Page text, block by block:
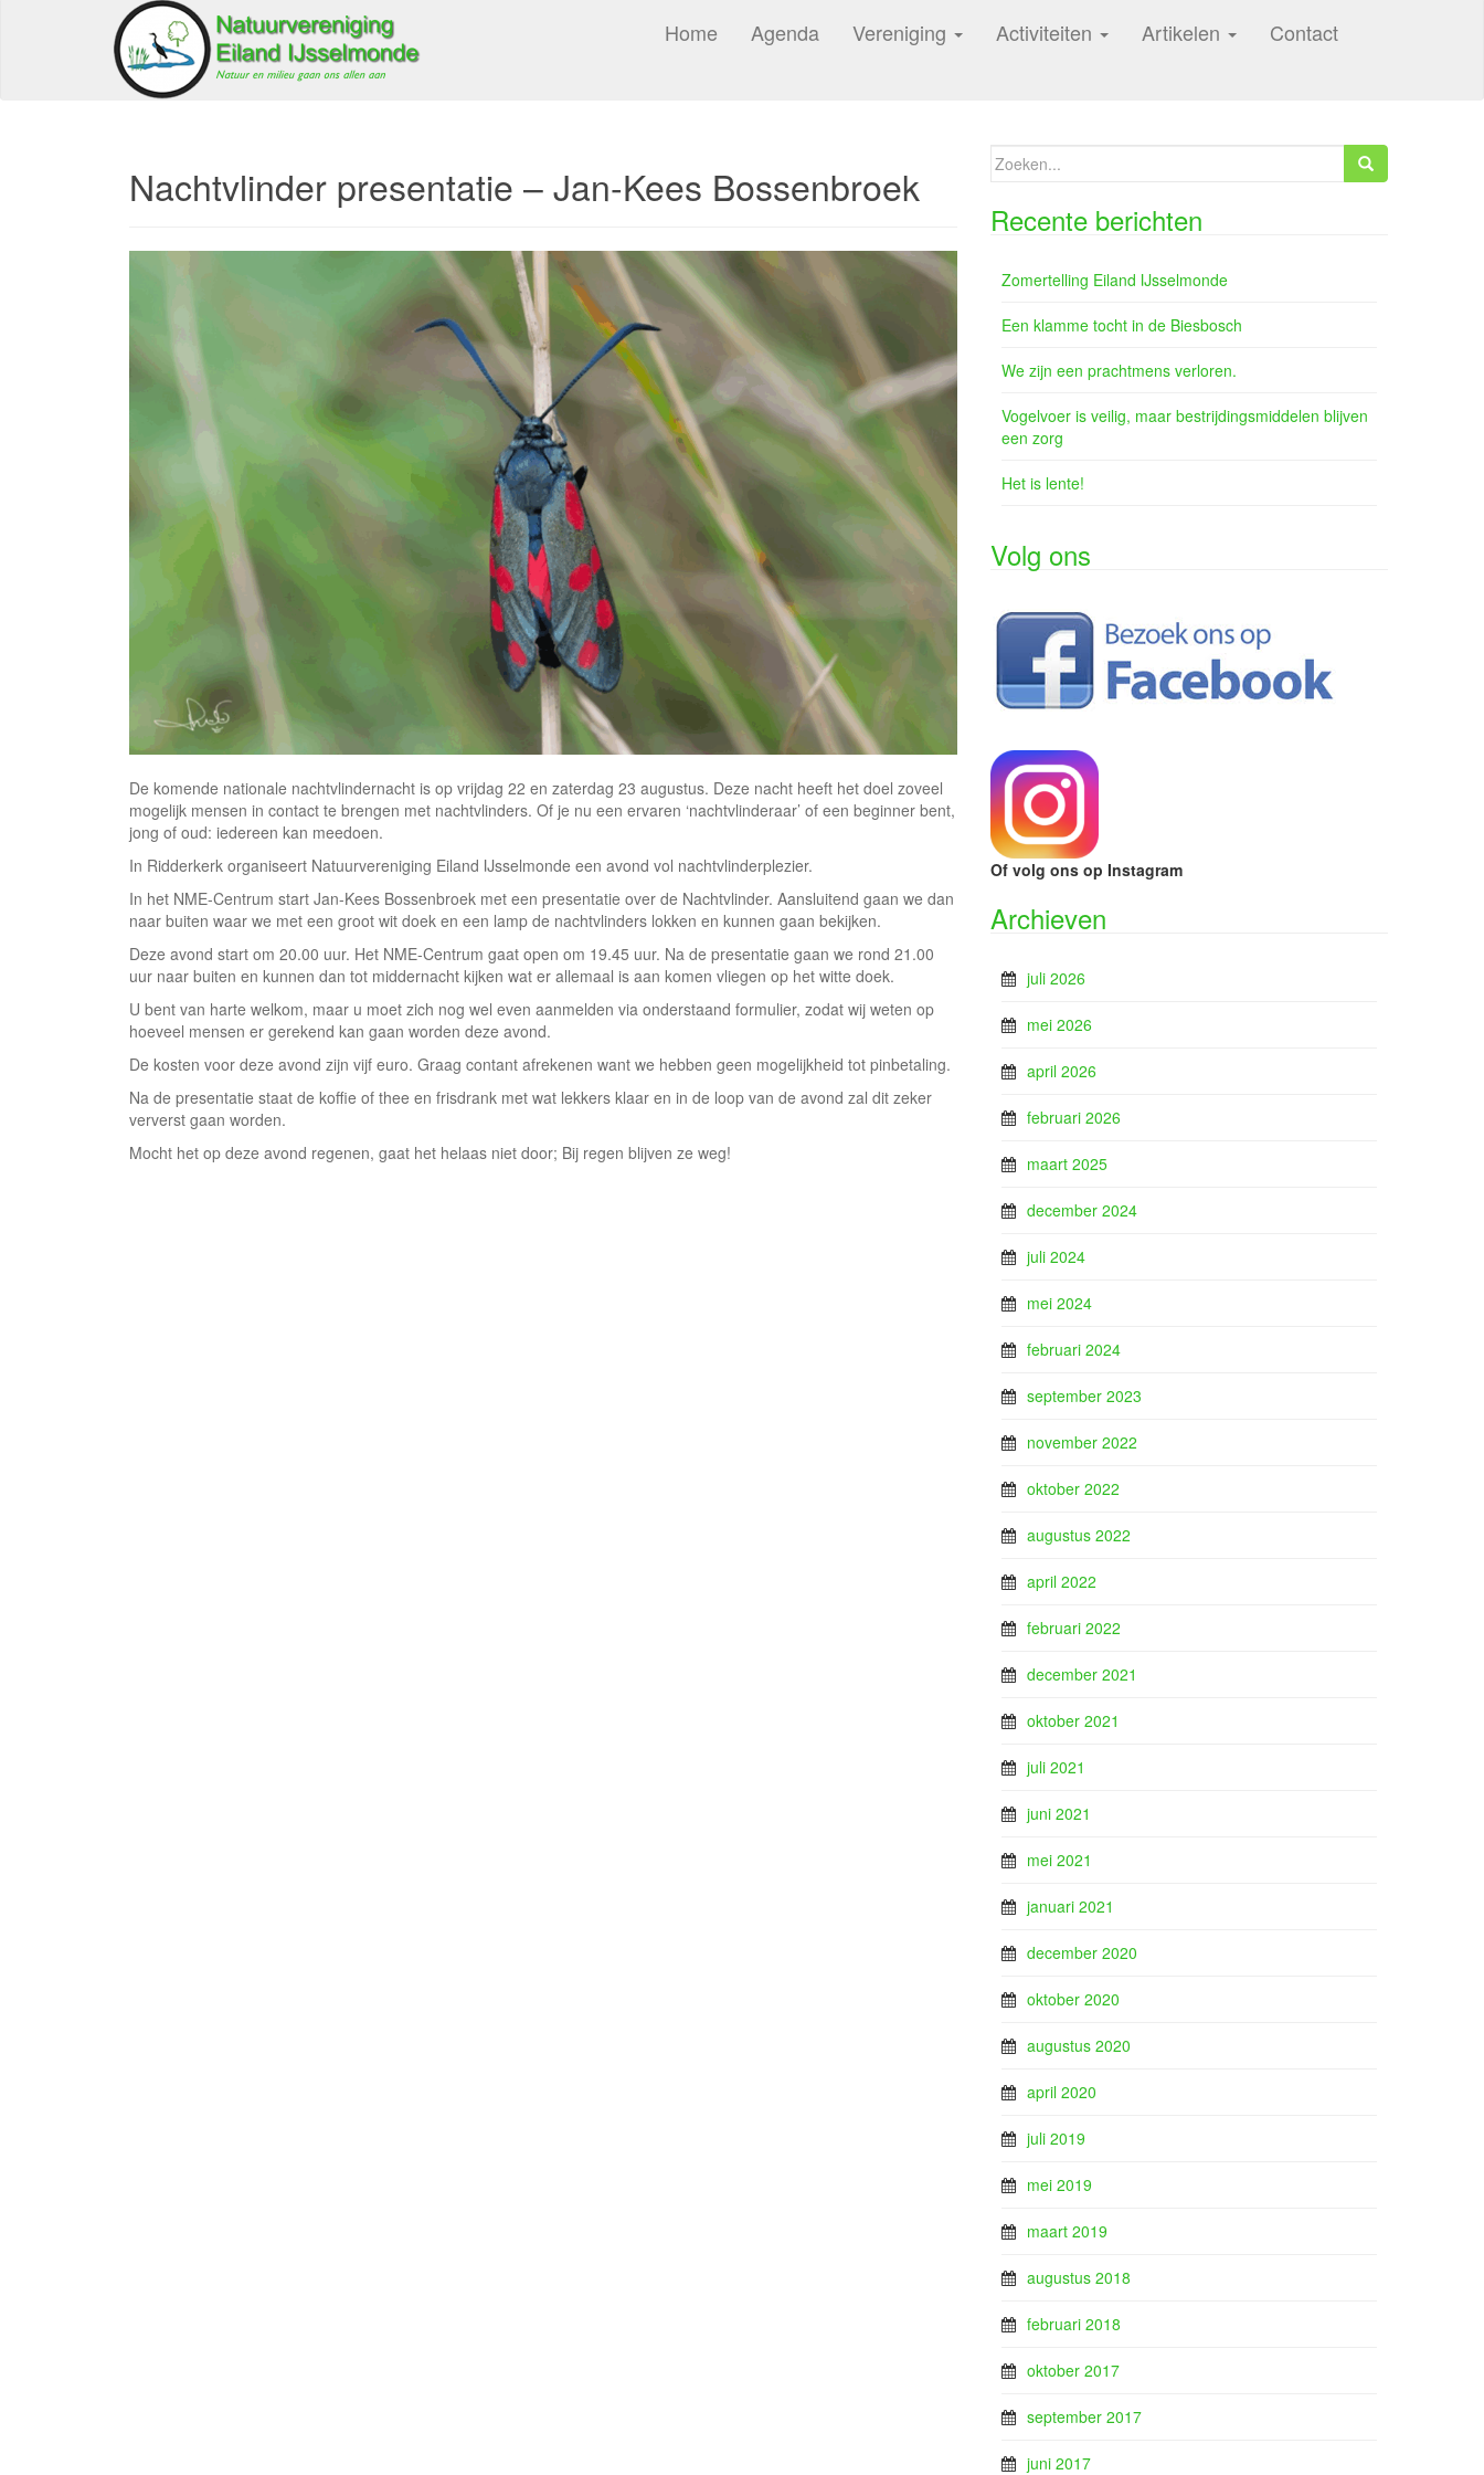
Home Agenda Vereniging Activiteiten Artikelen Contact
Nachtvlinder presentatie – Jan-Kees Bossenbroek
De komende nationale nachtvlindernacht is op vrijdag 22 en zaterdag 23 augustus. Deze nacht heeft het doel zoveel
mogelijk mensen in contact te brengen met nachtvlinders. Of je nu een ervaren ‘nachtvlinderaar’ of een beginner bent,
jong of oud: iedereen kan meedoen.
In Ridderkerk organiseert Natuurvereniging Eiland IJsselmonde een avond vol nachtvlinderplezier.
In het NME-Centrum start Jan-Kees Bossenbroek met een presentatie over de Nachtvlinder. Aansluitend gaan we dan
naar buiten waar we met een groot wit doek en een lamp de nachtvlinders lokken en kunnen gaan bekijken.
Deze avond start om 20.00 uur. Het NME-Centrum gaat open om 19.45 uur. Na de presentatie gaan we rond 21.00
uur naar buiten en kunnen dan tot middernacht kijken wat er allemaal is aan komen vliegen op het witte doek.
U bent van harte welkom, maar u moet zich nog wel even aanmelden via onderstaand formulier, zodat wij weten op
hoeveel mensen er gerekend kan gaan worden deze avond.
De kosten voor deze avond zijn vijf euro. Graag contant afrekenen want we hebben geen mogelijkheid tot pinbetaling.
Na de presentatie staat de koffie of thee en frisdrank met wat lekkers klaar en in de loop van de avond zal dit zeker
ververst gaan worden.
Mocht het op deze avond regenen, gaat het helaas niet door; Bij regen blijven ze weg!
Zoeken
naar:
Recente berichten
Zomertelling Eiland IJsselmonde
Een klamme tocht in de Biesbosch
We zijn een prachtmens verloren.
Vogelvoer is veilig, maar bestrijdingsmiddelen blijven
een zorg
Het is lente!
Volg ons
Of volg ons op Instagram
Archieven
juli 2026
mei 2026
april 2026
februari 2026
maart 2025
december 2024
juli 2024
mei 2024
februari 2024
september 2023
november 2022
oktober 2022
augustus 2022
april 2022
februari 2022
december 2021
oktober 2021
juli 2021
juni 2021
mei 2021
januari 2021
december 2020
oktober 2020
augustus 2020
april 2020
juli 2019
mei 2019
maart 2019
augustus 2018
februari 2018
oktober 2017
september 2017
juni 2017